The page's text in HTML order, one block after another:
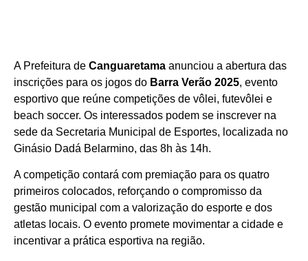
A Prefeitura de Canguaretama anunciou a abertura das
inscrições para os jogos do Barra Verão 2025, evento
esportivo que reúne competições de vôlei, futevôlei e
beach soccer. Os interessados podem se inscrever na
sede da Secretaria Municipal de Esportes, localizada no
Ginásio Dadá Belarmino, das 8h às 14h.
A competição contará com premiação para os quatro
primeiros colocados, reforçando o compromisso da
gestão municipal com a valorização do esporte e dos
atletas locais. O evento promete movimentar a cidade e
incentivar a prática esportiva na região.